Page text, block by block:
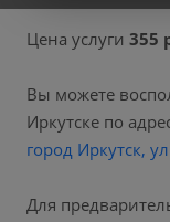
Цена услуги 355
Вы можете
Иркутске по
город Иркутск,
Для